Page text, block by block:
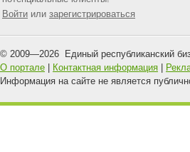
Войти или зарегистрироваться
© 2009—2026 Единый республиканский
О портале
Контактная информация
Информация на сайте не является